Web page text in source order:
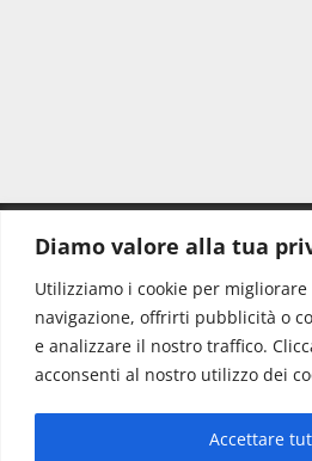
Diamo valore alla tua
Utilizziamo i cookie per
navigazione, offrirti pubblicità o
e analizzare il nostro traffico.
acconsenti al nostro utilizzo dei
Accettare
Redazione:
Direttore:
Info & Commerciale: